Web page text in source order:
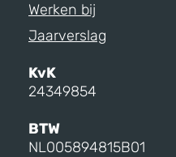
Werken bij
Jaarverslag
KvK
24349854
BTW
NL005894815B01